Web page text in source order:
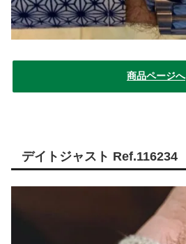
商品ページへ
デイトジャスト Ref.116234